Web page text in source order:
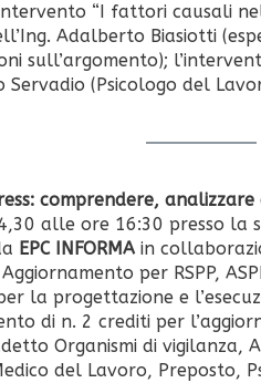
“I fattori causali
Adalberto Biasiotti
sull’argomento);
Servadio (Psicologo del
comprendere, analizzare
alle ore 16:30 presso la
EPC INFORMA in
per RSPP,
la progettazione e
di n. 2 crediti per
Organismi di vigilanza,
del Lavoro, Preposto,